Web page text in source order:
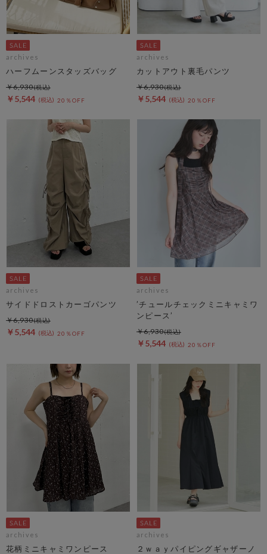
archives
ハーフムーンスタッズバッグ
￥5,544 20％OFF
￥6,930
archives
カットアウト裏毛パンツ
￥5,544 20％OFF
￥6,930
archives
サイドドロストカーゴパンツ
￥5,544 20％OFF
￥6,930
archives
’チュールチェックミニキャミワ
ンピース’
￥5,544 20％OFF
￥6,930
archives
花柄ミニキャミワンピース
archives
２ｗａｙパイピングギャザーノ